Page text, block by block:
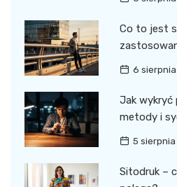
Co to jest
6
Jak wykryć
metody i
5
Sitodruk –